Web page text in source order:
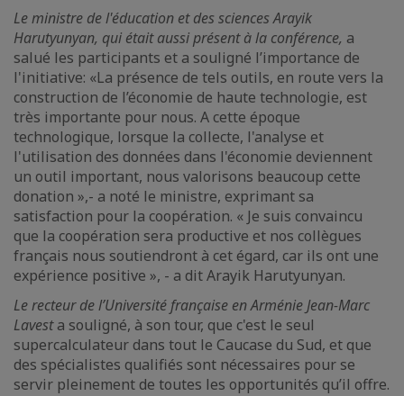
Le ministre de l'éducation et des sciences Arayik
Harutyunyan, qui était aussi présent à la conférence, a
salué les participants et a souligné l’importance de
l'initiative: «La présence de tels outils, en route vers la
construction de l’économie de haute technologie, est
très importante pour nous. A cette époque
technologique, lorsque la collecte, l'analyse et
l'utilisation des données dans l'économie deviennent
un outil important, nous valorisons beaucoup cette
donation »,- a noté le ministre, exprimant sa
satisfaction pour la coopération. « Je suis convaincu
que la coopération sera productive et nos collègues
français nous soutiendront à cet égard, car ils ont une
expérience positive », - a dit Arayik Harutyunyan.
Le recteur de l’Université française en Arménie Jean-Marc
Lavesta souligné, à son tour, que c'est le seul
supercalculateur dans tout le Caucase du Sud, et que
des spécialistes qualifiés sont nécessaires pour se
servir pleinement de toutes les opportunités qu’il offre.